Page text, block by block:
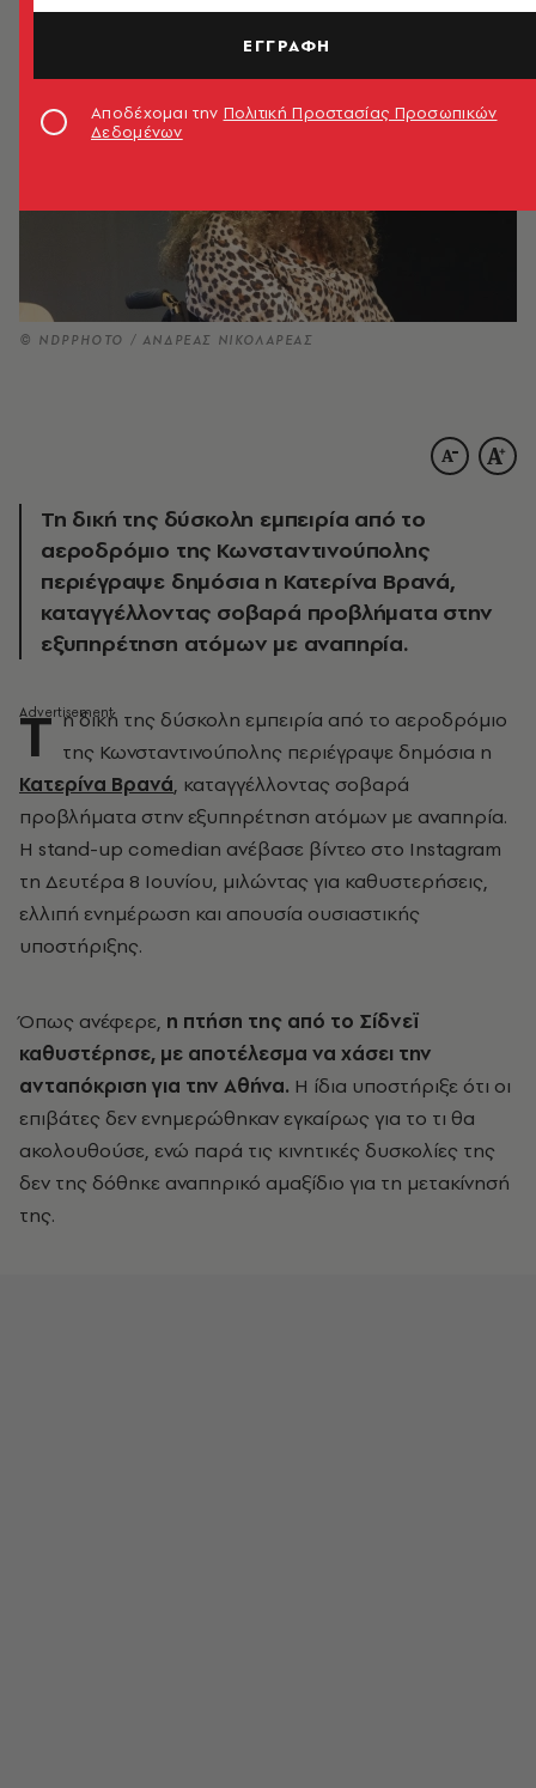
© NDPPHOTO / ΑΝΔΡΕΑΣ ΝΙΚΟΛΑΡΕΑΣ
Τη δική της δύσκολη εμπειρία από το
αεροδρόμιο της Κωνσταντινούπολης
περιέγραψε δημόσια η Κατερίνα Βρανά,
καταγγέλλοντας σοβαρά προβλήματα στην
εξυπηρέτηση ατόμων με αναπηρία.
Τ η δική της δύσκολη εμπειρία από το αεροδρόμιο
της Κωνσταντινούπολης περιέγραψε δημόσια η
Κατερίνα Βρανά, καταγγέλλοντας σοβαρά
προβλήματα στην εξυπηρέτηση ατόμων με αναπηρία.
Η stand-up comedian ανέβασε βίντεο στο Instagram
τη Δευτέρα 8 Ιουνίου, μιλώντας για καθυστερήσεις,
ελλιπή ενημέρωση και απουσία ουσιαστικής
υποστήριξης.
Όπως ανέφερε, η πτήση της από το Σίδνεϊ
καθυστέρησε, με αποτέλεσμα να χάσει την
ανταπόκριση για την Αθήνα. Η ίδια υποστήριξε ότι οι
επιβάτες δεν ενημερώθηκαν εγκαίρως για το τι θα
ακολουθούσε, ενώ παρά τις κινητικές δυσκολίες της
δεν της δόθηκε αναπηρικό αμαξίδιο για τη μετακίνησή
της.
ΕΓΓΡΑΦΗ
Αποδέχομαι την Πολιτική Προστασίας Προσωπικών
Δεδομένων